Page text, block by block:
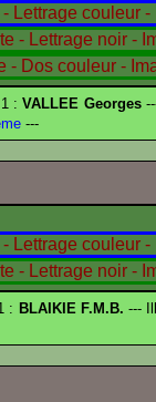
1 :VALLEE Georges
---
: BLAIKIE F.M.B. ---